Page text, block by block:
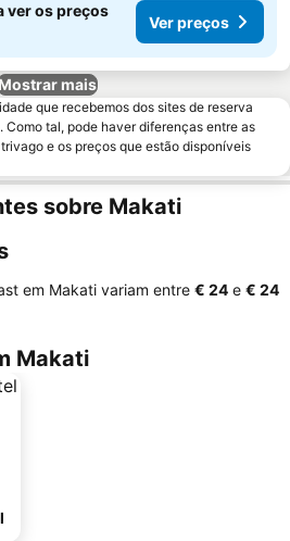
ver os preços
Ver preços
mais
que recebemos dos sites de reserva
Como tal, pode haver diferenças entre as
e os preços que estão disponíveis
sobre Makati
em Makati variam entre ‎€ 24 e ‎€ 24
Makati